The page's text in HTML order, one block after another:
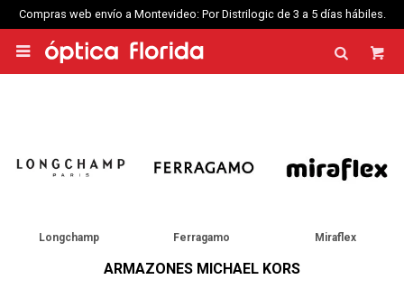
Compras web envío a Montevideo: Por Distrilogic de 3 a 5 días hábiles.

Longchamp Ferragamo Miraflex
ARMAZONES MICHAEL KORS